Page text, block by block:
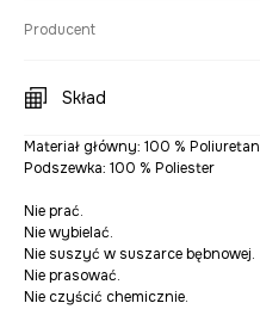
Producent
Skład
Materiał główny: 100 % Poliuretan
Podszewka: 100 % Poliester
Nie prać.
Nie wybielać.
Nie suszyć w suszarce bębnowej.
Nie prasować.
Nie czyścić chemicznie.